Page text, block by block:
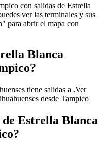
con salidas de Estrella
ver las terminales y sus
para abrir el mapa con
Blanca
tiene salidas a .Ver
desde Tampico
Estrella Blanca